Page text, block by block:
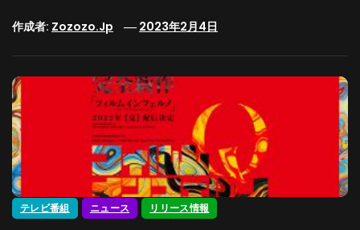
作成者: Zozozo.jp 2023年2月4日
テレビ番組 ニュース リリース情報